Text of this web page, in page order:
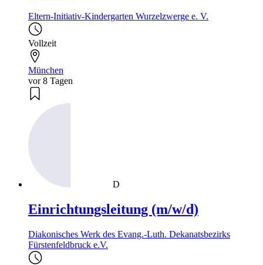
Eltern-Initiativ-Kindergarten Wurzelzwerge e. V.
Vollzeit
München
vor 8 Tagen
D
Einrichtungsleitung (m/w/d)
Diakonisches Werk des Evang.-Luth. Dekanatsbezirks
Fürstenfeldbruck e.V.